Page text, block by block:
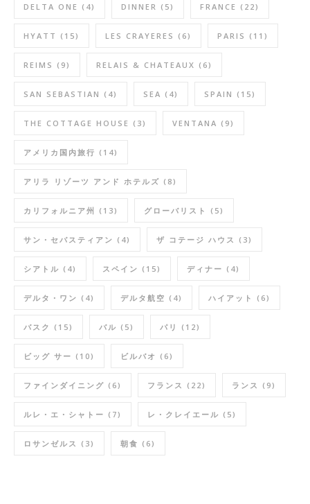
DELTA ONE (4) DINNER (5) FRANCE (22)
HYATT (15) LES CRAYERES (6) PARIS (11)
REIMS (9) RELAIS & CHATEAUX (6)
SAN SEBASTIAN (4) SEA (4) SPAIN (15)
THE COTTAGE HOUSE (3) VENTANA (9)
アメリカ国内旅行 (14)
アリラ リゾーツ アンド ホテルズ (8)
カリフォルニア州 (13) グローバリスト (5)
サン・セバスティアン (4) ザ コテージ ハウス (3)
シアトル (4) スペイン (15) ディナー (4)
デルタ・ワン (4) デルタ航空 (4) ハイアット (6)
バスク (15) バル (5) パリ (12)
ビッグ サー (10) ビルバオ (6)
ファインダイニング (6) フランス (22) ランス (9)
ルレ・エ・シャトー (7) レ・クレイエール (5)
ロサンゼルス (3) 朝食 (6)